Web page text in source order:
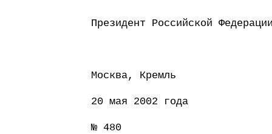
Президент
Москва, Кремль
20 мая 2002 года
№ 480